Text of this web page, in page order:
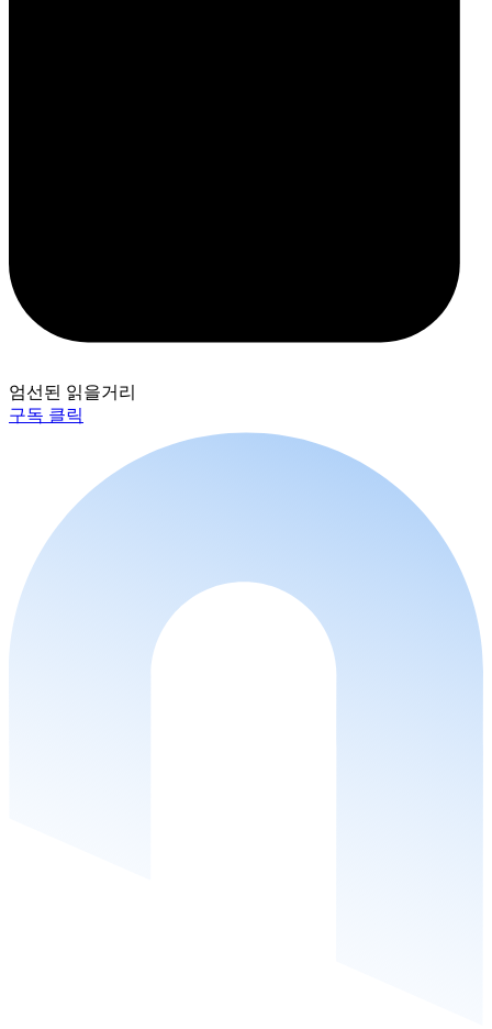
엄선된 읽을거리
구독 클릭